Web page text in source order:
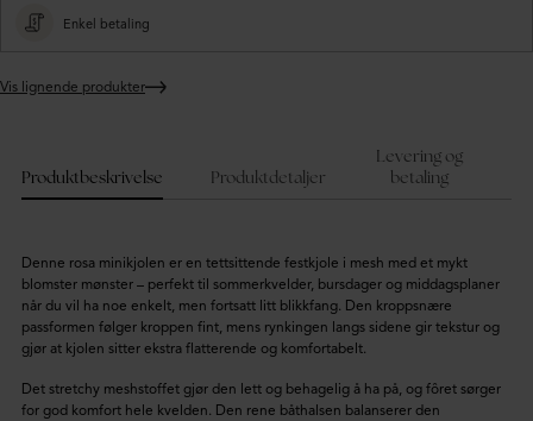
Enkel betaling
Vis lignende produkter
handlekurven
Produktbeskrivelse Produktdetaljer
Levering og
betaling
Denne rosa minikjolen er en tettsittende festkjole i mesh med et mykt
blomster mønster – perfekt til sommerkvelder, bursdager og middagsplaner
når du vil ha noe enkelt, men fortsatt litt blikkfang. Den kroppsnære
passformen følger kroppen fint, mens rynkingen langs sidene gir tekstur og
gjør at kjolen sitter ekstra flatterende og komfortabelt.
Det stretchy meshstoffet gjør den lett og behagelig å ha på, og fôret sørger
for god komfort hele kvelden. Den rene båthalsen balanserer den